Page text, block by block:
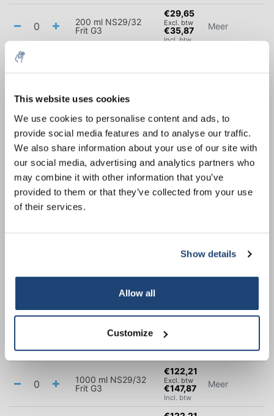
This website uses cookies
We use cookies to personalise content and ads, to
provide social media features and to analyse our traffic.
We also share information about your use of our site with
our social media, advertising and analytics partners who
may combine it with other information that you’ve
provided to them or that they’ve collected from your use
of their services.
Show details
Allow all
Customize
200 ml NS29/32
Frit G3
€29,65
Excl. btw
€35,87
Incl. btw
Meer
Frit G4
€35,87 Meer
Frit G1
€48,65
Incl. btw
Meer
Frit G2
€40,21
€48,65
Incl. btw
Meer
500 ml NS29/32
Frit G3
€40,21
€40,21
€48,65 Meer
1000 ml NS29/32
1000 ml NS29/32
Excl. btw
Incl. btw
1000 ml NS29/32
Frit G3
€122,21
Excl. btw
€147,87
Incl. btw
Meer
order
Sign up for our newsletter to stay
informed about our new products, and
receive a 10% discount on your next
purchase for all chemical products from
our own brand 😀
€50.00